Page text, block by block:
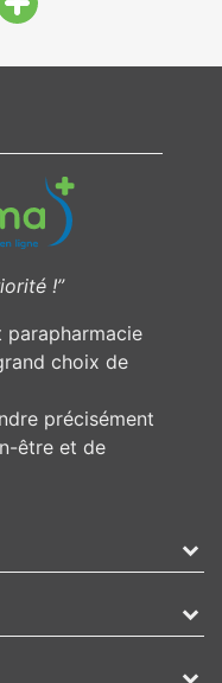
!”
parapharmacie
choix de
précisément
être et de